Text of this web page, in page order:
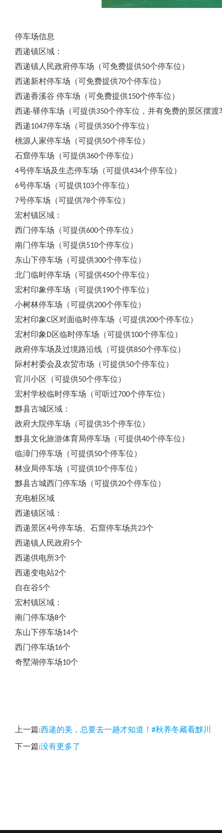
停车场信息
西递镇区域：
西递镇人民政府停车场（可免费提供50个停车位）
西递新村停车场（可免费提供70个停车位）
西递香溪谷 停车场（可免费提供150个停车位）
西递·驿停车场（可提供350个停车位，并有免费的景区摆渡
西递1047停车场（可提供350个停车位）
桃源人家停车场（可提供50个停车位）
石窟停车场（可提供360个停车位）
4号停车场及生态停车场（可提供434个停车位）
6号停车场（可提供103个停车位）
7号停车场（可提供78个停车位）
宏村镇区域：
西门停车场（可提供600个停车位）
南门停车场（可提供510个停车位）
东山下停车场（可提供300个停车位）
北门临时停车场（可提供450个停车位）
宏村印象停车场（可提供190个停车位）
小树林停车场（可提供200个停车位）
宏村印象C区对面临时停车场（可提供200个停车位）
宏村印象D区临时停车场（可提供100个停车位）
政府停车场及过境路沿线（可提供850个停车位）
际村村委会及农贸市场（可提供50个停车位）
官川小区（可提供50个停车位）
宏村学校临时停车场（可听过700个停车位）
黟县古城区域：
政府大院停车场（可提供35个停车位）
黟县文化旅游体育局停车场（可提供40个停车位）
临漳门停车场（可提供50个停车位）
林业局停车场（可提供10个停车位）
黟县古城西门停车场（可提供20个停车位）
充电桩区域
西递镇区域：
西递景区4号停车场、石窟停车场共23个
西递镇人民政府5个
西递供电所3个
西递变电站2个
自在谷5个
宏村镇区域：
南门停车场8个
东山下停车场14个
西门停车场16个
奇墅湖停车场10个
上一篇:西递的美，总要去一趟才知道！#秋养冬藏看黟川
下一篇:没有更多了